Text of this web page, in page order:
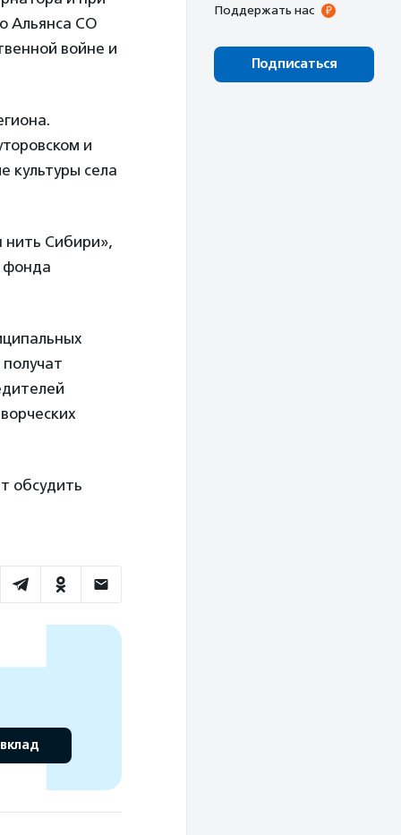
Альянса СО
войне и
и
культуры села
нить Сибири»,
фонда
обсудить
Поддержать нас
Подписаться